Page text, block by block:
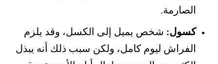
الصارمة.
كسول: شخص يميل إلى الكسل، وقد يلزم
الفراش ليوم كامل، ولكن سبب ذلك أنه يبذل